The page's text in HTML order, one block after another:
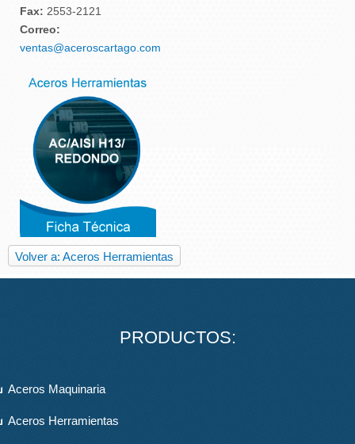
Fax: 2553-2121
Correo:
ventas@aceroscartago.com
Volver a: Aceros Herramientas
PRODUCTOS:
Aceros Maquinaria
Aceros Herramientas